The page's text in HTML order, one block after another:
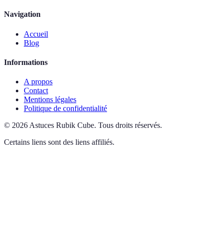
Navigation
Accueil
Blog
Informations
A propos
Contact
Mentions légales
Politique de confidentialité
© 2026 Astuces Rubik Cube. Tous droits réservés.
Certains liens sont des liens affiliés.